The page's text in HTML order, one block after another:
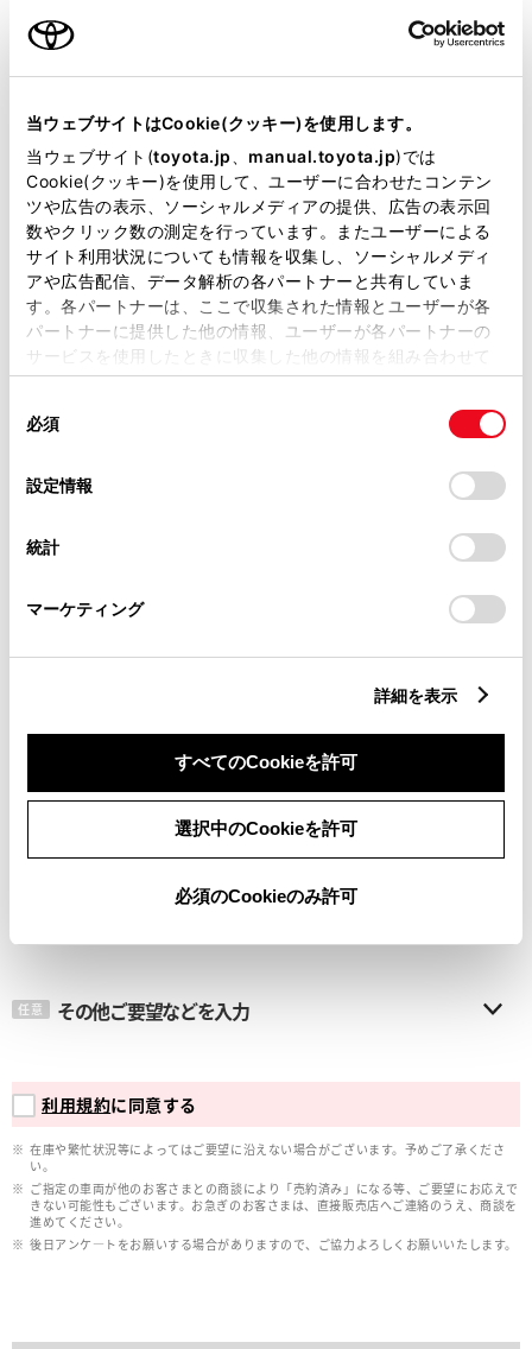
当ウェブサイトはCookie(クッキー)を使用します。
当ウェブサイト(toyota.jp manual.toyota.jp)では
Cookie(クッキー)を使用して、ユーザーに合わせたコンテン
ツや広告の表示、ソーシャルメディアの提供、広告の表示回
数やクリック数の測定を行っています。またユーザーによる
サイト利用状況についても情報を収集し、ソーシャルメディ
アや広告配信、データ解析の各パートナーと共有していま
す。各パートナーは、ここで収集された情報とユーザーが各
パートナーに提供した他の情報、ユーザーが各パートナーの
サービスを使用したときに収集した他の情報を組み合わせて
使用することがあります。当ウェブサイトの使用を続行する
デバイスにすべてのCookie(クッキー)が保存されることに同
意したことになります。Cookie(クッキー)のオプトアウト、
設定の変更、同意を撤回したりするにあたっては、当社の
「Cookie（クッキー）情報の取り扱いについて
」をご覧くだ
必須
設定情報
統計
マーケティング
詳細を表示
すべてのCookieを許可
選択中のCookieを許可
必須のCookieのみ許可
郵便番号
住所自動入力
必須 都道府県
市区町村名
メールアドレス
任意 その他ご要望などを入力
利用規約に同意する
在庫や繁忙状況等によってはご要望に沿えない場合がございます。予めご了承くださ
い。
ご指定の車両が他のお客さまとの商談により「売約済み」になる等、ご要望にお応えで
きない可能性もございます。お急ぎのお客さまは、直接販売店へご連絡のうえ、商談を
進めてください。
後日アンケ―トをお願いする場合がありますので、ご協力よろしくお願いいたします。